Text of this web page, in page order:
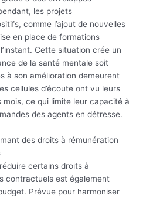
les projets
comme l’ajout de nouvelles
en place de formations
Cette situation crée un
de la santé mentale soit
à son amélioration demeurent
cellules d’écoute ont vu leurs
ce qui limite leur capacité à
des agents en détresse.
des droits à rémunération
certains droits à
contractuels est également
Prévue pour harmoniser